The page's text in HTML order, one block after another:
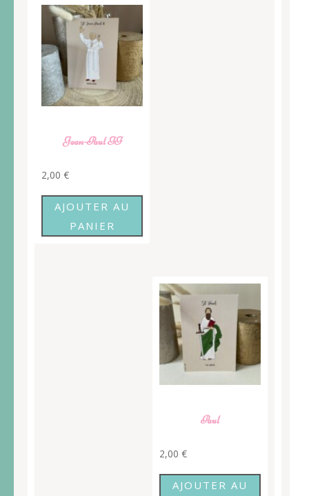
Jean-Paul II
2,00 €
AJOUTER AU
PANIER
Paul
2,00 €
AJOUTER AU